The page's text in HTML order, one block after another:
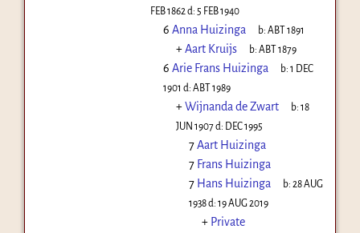
FEB 1862 d: 5 FEB 1940
6 Anna Huizinga b:ABT 1891
+Aart Kruijs b:ABT 1879
6 Arie Frans Huizinga b:1 DEC
1901 d: ABT 1989
+Wijnanda de Zwart b:18
JUN 1907d: DEC 1995
7Aart Huizinga
7 Frans Huizinga
7 Hans Huizinga b:28 AUG
1938d: 19 AUG 2019
+ Private